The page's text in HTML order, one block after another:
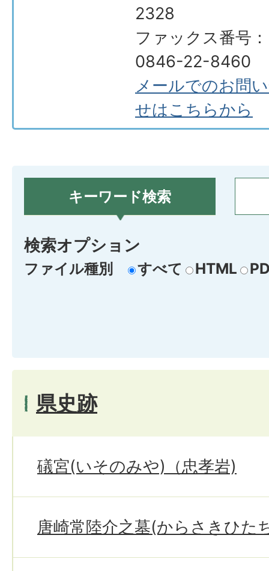
2328
ファックス番号：
0846-22-8460
メールでのお問
せはこちらから
キーワード検索
検索オプション
ファイル種別 すべて HTML
県史跡
礒宮(いそのみや)（忠孝岩)
唐崎常陸介之墓(からさきひた